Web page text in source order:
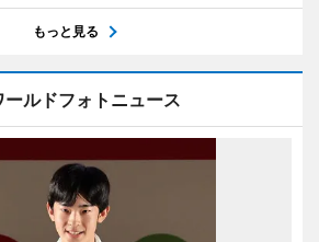
もっと見る
ールドフォトニュース